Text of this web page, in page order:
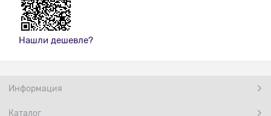
Нашли дешевле?
Информация
Каталог